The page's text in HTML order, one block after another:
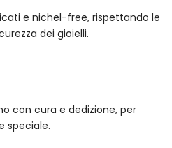
e nichel-free, rispettando le
dei gioielli.
con cura e dedizione, per
speciale.